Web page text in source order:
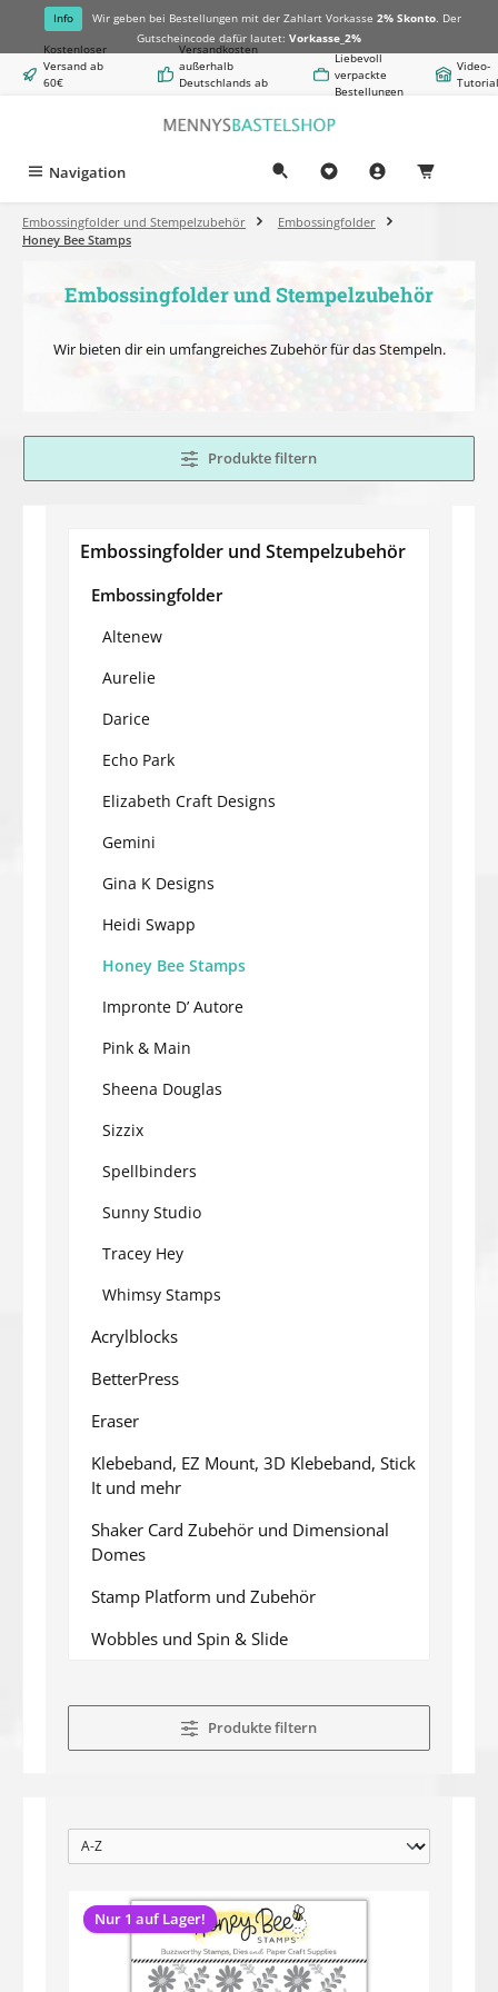
springen
Info Wir geben bei Bestellungen mit der Zahlart Vorkasse 2% Skonto. Der
Gutscheincode dafür lautet: Vorkasse_2%
Kostenloser
Versand ab
60€
Versandkosten
außerhalb
Deutschlands ab
Liebevoll
verpackte
Bestellungen
Video-
Navigation
Embossingfolder und Stempelzubehör
Embossingfolder
Honey Bee Stamps
Embossingfolder und Stempelzubehör
Wir bieten dir ein umfangreiches Zubehör für das Stempeln.
Produkte filtern
Embossingfolder und Stempelzubehör
Embossingfolder
Altenew
Aurelie
Darice
Echo Park
Elizabeth Craft Designs
Gemini
Gina K Designs
Heidi Swapp
Honey Bee Stamps
Impronte D’ Autore
Pink & Main
Sheena Douglas
Sizzix
Spellbinders
Sunny Studio
Tracey Hey
Whimsy Stamps
Acrylblocks
BetterPress
Eraser
Klebeband, EZ Mount, 3D Klebeband, Stick
It und mehr
Shaker Card Zubehör und Dimensional
Domes
Stamp Platform und Zubehör
Wobbles und Spin & Slide
Produkte filtern
Nur 1 auf Lager!